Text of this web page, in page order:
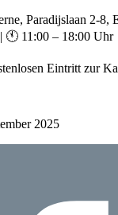
Paradijslaan 2-8,
🕚 11:00 – 18:00 Uhr
Eintritt zur
2025